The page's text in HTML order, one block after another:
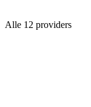
Alle 12 providers